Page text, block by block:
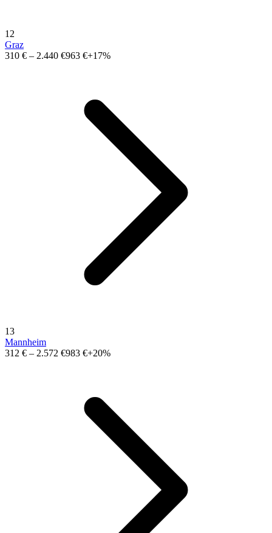
12
Graz
310 € – 2.440 €963 €+17%
13
Mannheim
312 € – 2.572 €983 €+20%